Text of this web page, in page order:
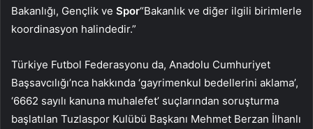
Bakanlığı, Gençlik ve Spor“Bakanlık ve diğer ilgili birimlerle
koordinasyon halindedir.”
Türkiye Futbol Federasyonu da, Anadolu Cumhuriyet
Başsavcılığı’nca hakkında ‘gayrimenkul bedellerini aklama’,
‘6662 sayılı kanuna muhalefet’ suçlarından soruşturma
başlatılan Tuzlaspor Kulübü Başkanı Mehmet Berzan İlhanlı